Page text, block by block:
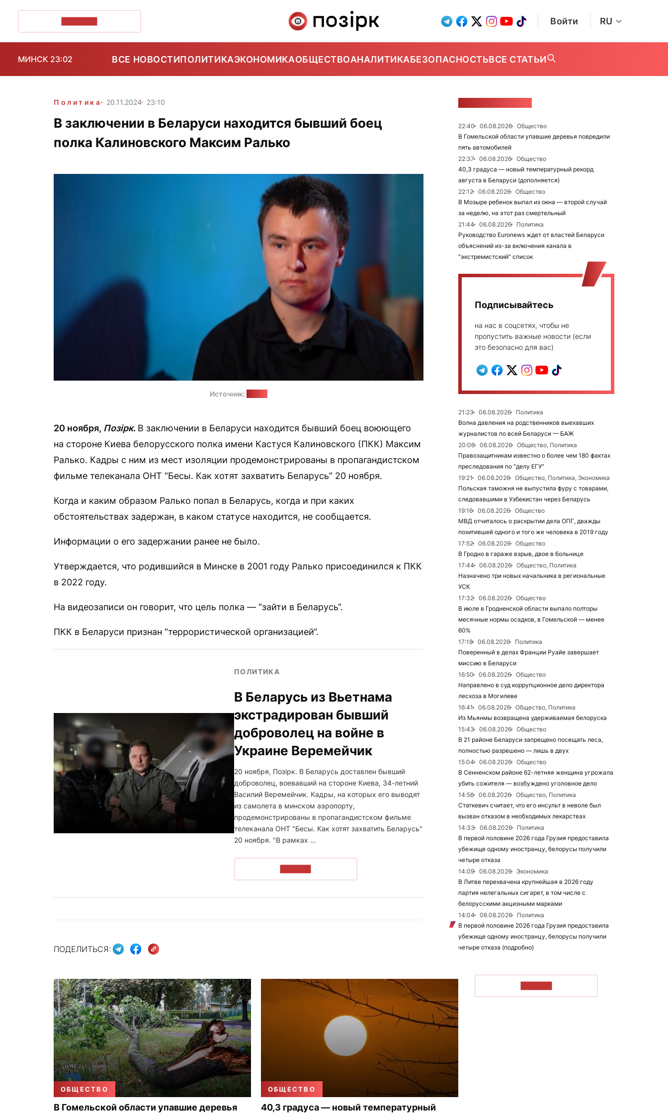
Войти RU
МИНСК 23:02 ВСЕ НОВОСТИПОЛИТИКАЭКОНОМИКАОБЩЕСТВОАНАЛИТИКАБЕЗОПАСНОСТЬВСЕ СТАТЬИ
Политика 20.11.2024 23:10
В заключении в Беларуси находится бывший боец
полка Калиновского Максим Ралько
Источник:
20 ноября, Позірк. В заключении в Беларуси находится бывший боец воюющего
на стороне Киева белорусского полка имени Кастуся Калиновского (ПКК) Максим
Ралько. Кадры с ним из мест изоляции продемонстрированы в пропагандистском
фильме телеканала ОНТ “Бесы. Как хотят захватить Беларусь” 20 ноября.
Когда и каким образом Ралько попал в Беларусь, когда и при каких
обстоятельствах задержан, в каком статусе находится, не сообщается.
Информации о его задержании ранее не было.
Утверждается, что родившийся в Минске в 2001 году Ралько присоединился к ПКК
в 2022 году.
На видеозаписи он говорит, что цель полка — “зайти в Беларусь“.
ПКК в Беларуси признан “террористической организацией“.
ПОЛИТИКА
В Беларусь из Вьетнама
экстрадирован бывший
доброволец на войне в
Украине Веремейчик
20 ноября, Позірк. В Беларусь доставлен бывший
доброволец, воевавший на стороне Киева, 34-летний
Василий Веремейчик. Кадры, на которых его выводят
из самолета в минском аэропорту,
продемонстрированы в пропагандистском фильме
телеканала ОНТ "Бесы. Как хотят захватить Беларусь"
20 ноября. "В рамках …
ПОДЕЛИТЬСЯ:
ОБЩЕСТВО
В Гомельской области упавшие деревья
ОБЩЕСТВО
40,3 градуса — новый температурный
22:40 06.08.2026
Общество
В Гомельской области упавшие деревья повредили
пять автомобилей
22:37
06.08.2026
Общество
40,3 градуса — новый температурный рекорд
августа в Беларуси (дополняется)
22:12
06.08.2026
Общество
В Мозыре ребенок выпал из окна — второй случай
за неделю, на этот раз смертельный
21:44
06.08.2026
Политика
Руководство Euronews ждет от властей Беларуси
объяснений из-за включения канала в
"экстремистский" список
Подписывайтесь
на нас в соцсетях, чтобы не
пропустить важные новости (если
это безопасно для вас)
21:23 06.08.2026
Политика
Волна давления на родственников выехавших
журналистов по всей Беларуси — БАЖ
20:06
06.08.2026
Общество, Политика
Правозащитникам известно о более чем 180 фактах
преследования по "делу ЕГУ"
19:21
06.08.2026
Общество, Политика, Экономика
Польская таможня не выпустила фуру с товарами,
следовавшими в Узбекистан через Беларусь
19:16
06.08.2026
Общество
МВД отчиталось о раскрытии дела ОПГ, дважды
похитившей одного и того же человека в 2019 году
17:52
06.08.2026
Общество
В Гродно в гараже взрыв, двое в больнице
17:44
06.08.2026
Общество, Политика
Назначено три новых начальника в региональные
УСК
17:32
06.08.2026
Общество
В июле в Гродненской области выпало полторы
месячные нормы осадков, в Гомельской — менее
60%
17:18
06.08.2026
Политика
Поверенный в делах Франции Руайе завершает
миссию в Беларуси
16:50
06.08.2026
Общество
Направлено в суд коррупционное дело директора
лесхоза в Могилеве
16:41
06.08.2026
Общество, Политика
Из Мьянмы возвращена удерживаемая белоруска
15:43
06.08.2026
Общество
В 21 районе Беларуси запрещено посещать леса,
полностью разрешено — лишь в двух
15:04
06.08.2026
Общество
В Сенненском районе 62-летняя женщина угрожала
убить сожителя — возбуждено уголовное дело
14:56
06.08.2026
Общество, Политика
Статкевич считает, что его инсульт в неволе был
вызван отказом в необходимых лекарствах
14:33
06.08.2026
Политика
В первой половине 2026 года Грузия предоставила
убежище одному иностранцу, белорусы получили
четыре отказа
14:09
06.08.2026
Экономика
В Литве перехвачена крупнейшая в 2026 году
партия нелегальных сигарет, в том числе с
белорусскими акцизными марками
14:04
06.08.2026
Политика
В первой половине 2026 года Грузия предоставила
убежище одному иностранцу, белорусы получили
четыре отказа (подробно)